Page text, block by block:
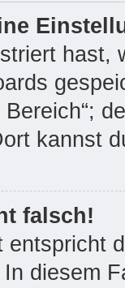
hast,
Bereich“;
kannst
falsch!
entspricht
diesem